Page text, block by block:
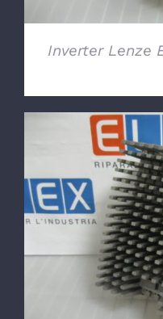
Inverter Lenze